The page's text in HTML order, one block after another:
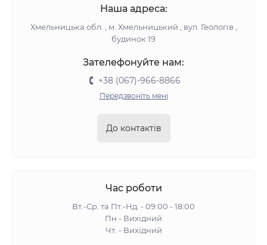
Наша адреса:
Хмельницька обл. , м. Хмельницький , вул. Геологів ,
будинок 19
Зателефонуйте нам:
+38 (067)-966-8866
Передзвоніть мені
До контактів
Час роботи
Вт.-Ср. та Пт.-Нд. - 09:00 - 18:00
Пн - Вихідний
Чт. - Вихідний